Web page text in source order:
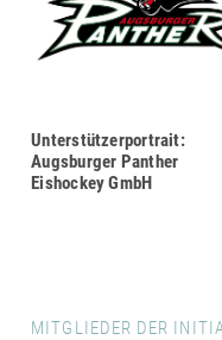
Unterstützerportrait:
Augsburger Panther
Eishockey GmbH
MITGLIEDER DER